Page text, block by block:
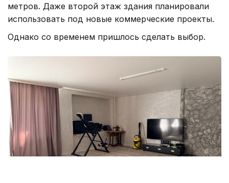
метров. Даже второй этаж здания планировали
использовать под новые коммерческие проекты.
Однако со временем пришлось сделать выбор.